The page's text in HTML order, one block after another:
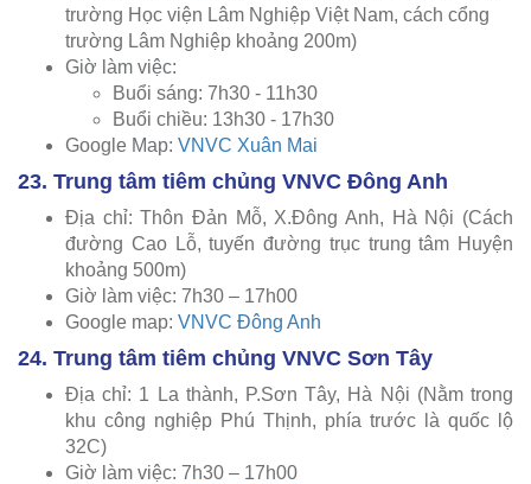
trường Học viện Lâm Nghiệp Việt Nam, cách cổng
trường Lâm Nghiệp khoảng 200m)
Giờ làm việc:
Buổi sáng: 7h30 - 11h30
Buổi chiều: 13h30 - 17h30
Google Map: VNVC Xuân Mai
23. Trung tâm tiêm chủng VNVC Đông Anh
Địa chỉ: Thôn Đản Mỗ, X.Đông Anh, Hà Nội (Cách
đường Cao Lỗ, tuyến đường trục trung tâm Huyện
khoảng 500m)
Giờ làm việc: 7h30 – 17h00
Google map: VNVC Đông Anh
24. Trung tâm tiêm chủng VNVC Sơn Tây
Địa chỉ: 1 La thành, P.Sơn Tây, Hà Nội (Nằm trong
khu công nghiệp Phú Thịnh, phía trước là quốc lộ
32C)
Giờ làm việc: 7h30 – 17h00